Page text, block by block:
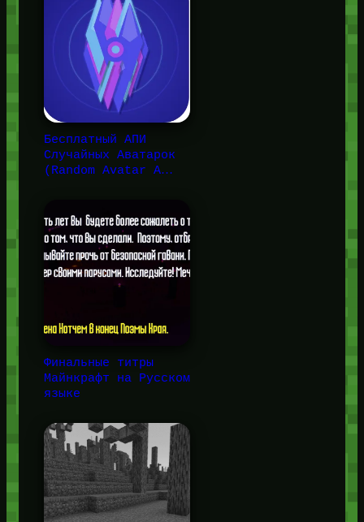
Бесплатный АПИ
Случайных Аватарок
(Random Avatar A…
Финальные титры
Майнкрафт на Русском
языке